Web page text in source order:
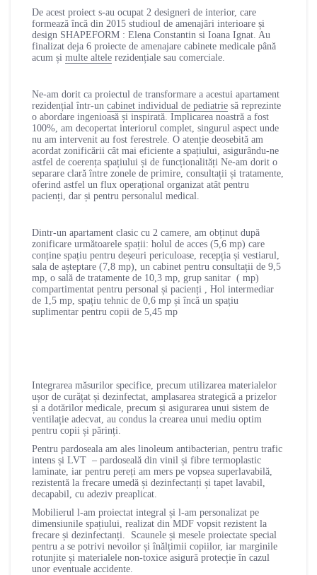
De acest proiect s-au ocupat 2 designeri de interior, care
formează încă din 2015 studioul de amenajări interioare și
design SHAPEFORM : Elena Constantin si Ioana Ignat. Au
finalizat deja 6 proiecte de amenajare cabinete medicale până
acum și multe altele rezidențiale sau comerciale.
Ne-am dorit ca proiectul de transformare a acestui apartament
rezidențial într-un cabinet individual de pediatrie să reprezinte
o abordare ingenioasă și inspirată. Implicarea noastră a fost
100%, am decopertat interiorul complet, singurul aspect unde
nu am intervenit au fost ferestrele. O atenție deosebită am
acordat zonificării cât mai eficiente a spațiului, asigurându-ne
astfel de coerența spațiului și de funcționalități Ne-am dorit o
separare clară între zonele de primire, consultații și tratamente,
oferind astfel un flux operațional organizat atât pentru
pacienți, dar și pentru personalul medical.
Dintr-un apartament clasic cu 2 camere, am obținut după
zonificare următoarele spații: holul de acces (5,6 mp) care
conține spațiu pentru deșeuri periculoase, recepția și vestiarul,
sala de așteptare (7,8 mp), un cabinet pentru consultații de 9,5
mp, o sală de tratamente de 10,3 mp, grup sanitar ( mp)
compartimentat pentru personal și pacienți , Hol intermediar
de 1,5 mp, spațiu tehnic de 0,6 mp și încă un spațiu
suplimentar pentru copii de 5,45 mp
Integrarea măsurilor specifice, precum utilizarea materialelor
ușor de curățat și dezinfectat, amplasarea strategică a prizelor
și a dotărilor medicale, precum și asigurarea unui sistem de
ventilație adecvat, au condus la crearea unui mediu optim
pentru copii și părinți.
Pentru pardoseala am ales linoleum antibacterian, pentru trafic
intens și LVT – pardoseală din vinil și fibre termoplastic
laminate, iar pentru pereți am mers pe vopsea superlavabilă,
rezistentă la frecare umedă și dezinfectanți și tapet lavabil,
decapabil, cu adeziv preaplicat.
Mobilierul l-am proiectat integral și l-am personalizat pe
dimensiunile spațiului, realizat din MDF vopsit rezistent la
frecare și dezinfectanți. Scaunele și mesele proiectate special
pentru a se potrivi nevoilor și înălțimii copiilor, iar marginile
rotunjite și materialele non-toxice asigură protecție în cazul
unor eventuale accidente.